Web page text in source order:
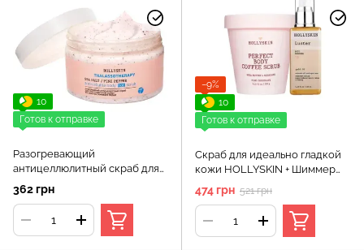
10
Готов к отправке
Разогревающий
антицеллюлитный скраб для
тела с морской солью и
экстрактом розового перца
Thalassotherapy HOLLYSKIN
362 грн
−9%
10
Готов к отправке
Скраб для идеально гладкой
кожи HOLLYSKIN + Шиммер
Shimmer gold
474 грн 521 грн